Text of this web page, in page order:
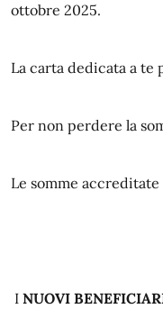
ottobre 2025.
La carta dedicata a te
Per non perdere la
Le somme
I NUOVI